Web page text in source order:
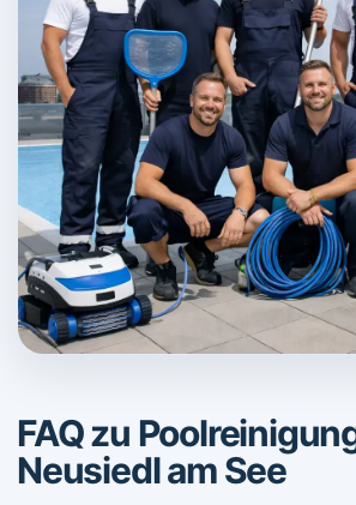
FAQ zu
Neusiedl am See